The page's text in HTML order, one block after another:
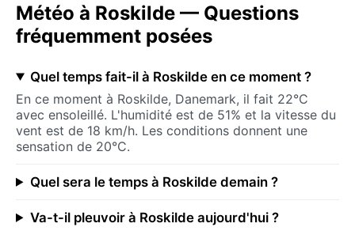
Météo à Roskilde — Questions
fréquemment posées
Quel temps fait-il à Roskilde en ce moment ?
En ce moment à Roskilde, Danemark, il fait 22°C
avec ensoleillé. L'humidité est de 51% et la vitesse du
vent est de 18 km/h. Les conditions donnent une
sensation de 20°C.
Quel sera le temps à Roskilde demain ?
Va-t-il pleuvoir à Roskilde aujourd'hui ?